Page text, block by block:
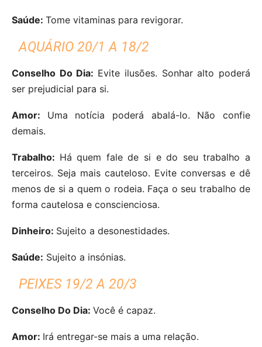
Saúde: Tome vitaminas para revigorar.
AQUÁRIO 20/1 A 18/2
Conselho Do Dia: Evite ilusões. Sonhar alto poderá
ser prejudicial para si.
Amor: Uma notícia poderá abalá-lo. Não confie
demais.
Trabalho: Há quem fale de si e do seu trabalho a
terceiros. Seja mais cauteloso. Evite conversas e dê
menos de si a quem o rodeia. Faça o seu trabalho de
forma cautelosa e conscienciosa.
Dinheiro: Sujeito a desonestidades.
Saúde: Sujeito a insónias.
PEIXES 19/2 A 20/3
Conselho Do Dia: Você é capaz.
Amor: Irá entregar-se mais a uma relação.